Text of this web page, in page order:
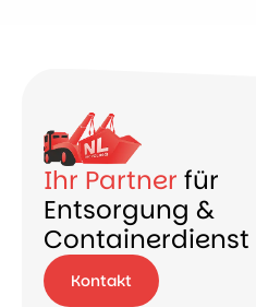
Ihr Partner für
Entsorgung &
Containerdienst
Kontakt